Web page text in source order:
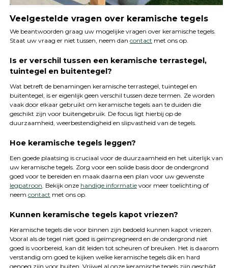
Veelgestelde vragen over keramische tegels
We beantwoorden graag uw mogelijke vragen over keramische tegels.
Staat uw vraag er niet tussen, neem dan contact met ons op.
Is er verschil tussen een keramische terrastegel,
tuintegel en buitentegel?
Wat betreft de benamingen keramische terrastegel, tuintegel en
buitentegel, is er eigenlijk geen verschil tussen deze termen. Ze worden
vaak door elkaar gebruikt om keramische tegels aan te duiden die
geschikt zijn voor buitengebruik. De focus ligt hierbij op de
duurzaamheid, weerbestendigheid en slipvastheid van de tegels.
Hoe keramische tegels leggen?
Een goede plaatsing is cruciaal voor de duurzaamheid en het uiterlijk van
uw keramische tegels. Zorg voor een solide basis door de ondergrond
goed voor te bereiden en maak daarna een plan voor uw gewenste
legpatroon. Bekijk onze handige informatievoor meer toelichting of
neem contact met ons op.
Kunnen keramische tegels kapot vriezen?
Keramische tegels die voor binnen zijn bedoeld kunnen kapot vriezen.
Vooral als de tegel niet goed is geïmpregneerd en de ondergrond niet
goed is voorbereid, kan dit leiden tot scheuren of breuken. Het is daarom
verstandig om goed te kijken welke keramische tegels dik en hard
genoeg zijn voor buiten. Vrijwel al onze keramische tegels zijn geschikt